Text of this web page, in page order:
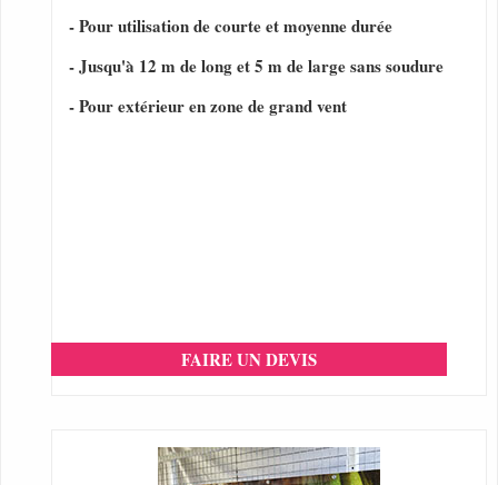
- Pour utilisation de courte et moyenne durée
- Jusqu'à 12 m de long et 5 m de large sans soudure
- Pour extérieur en zone de grand vent
FAIRE UN DEVIS